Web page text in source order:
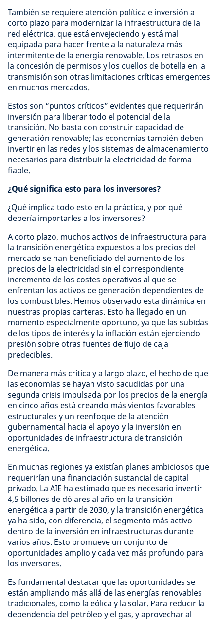
También se requiere atención política e inversión a
corto plazo para modernizar la infraestructura de la
red eléctrica, que está envejeciendo y está mal
equipada para hacer frente a la naturaleza más
intermitente de la energía renovable. Los retrasos en
la concesión de permisos y los cuellos de botella en la
transmisión son otras limitaciones críticas emergentes
en muchos mercados.
Estos son “puntos críticos” evidentes que requerirán
inversión para liberar todo el potencial de la
transición. No basta con construir capacidad de
generación renovable; las economías también deben
invertir en las redes y los sistemas de almacenamiento
necesarios para distribuir la electricidad de forma
fiable.
¿Qué significa esto para los inversores?
¿Qué implica todo esto en la práctica, y por qué
debería importarles a los inversores?
A corto plazo, muchos activos de infraestructura para
la transición energética expuestos a los precios del
mercado se han beneficiado del aumento de los
precios de la electricidad sin el correspondiente
incremento de los costes operativos al que se
enfrentan los activos de generación dependientes de
los combustibles. Hemos observado esta dinámica en
nuestras propias carteras. Esto ha llegado en un
momento especialmente oportuno, ya que las subidas
de los tipos de interés y la inflación están ejerciendo
presión sobre otras fuentes de flujo de caja
predecibles.
De manera más crítica y a largo plazo, el hecho de que
las economías se hayan visto sacudidas por una
segunda crisis impulsada por los precios de la energía
en cinco años está creando más vientos favorables
estructurales y un reenfoque de la atención
gubernamental hacia el apoyo y la inversión en
oportunidades de infraestructura de transición
energética.
En muchas regiones ya existían planes ambiciosos que
requerirían una financiación sustancial de capital
privado. La AIE ha estimado que es necesario invertir
4,5 billones de dólares al año en la transición
energética a partir de 2030, y la transición energética
ya ha sido, con diferencia, el segmento más activo
dentro de la inversión en infraestructuras durante
varios años. Esto promueve un conjunto de
oportunidades amplio y cada vez más profundo para
los inversores.
Es fundamental destacar que las oportunidades se
están ampliando más allá de las energías renovables
tradicionales, como la eólica y la solar. Para reducir la
dependencia del petróleo y el gas, y aprovechar al